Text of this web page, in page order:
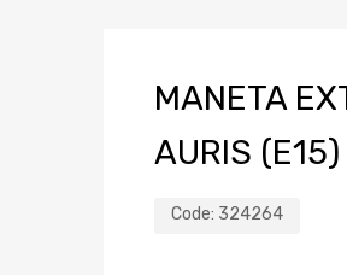
MANETA
AURIS
Code: 324264